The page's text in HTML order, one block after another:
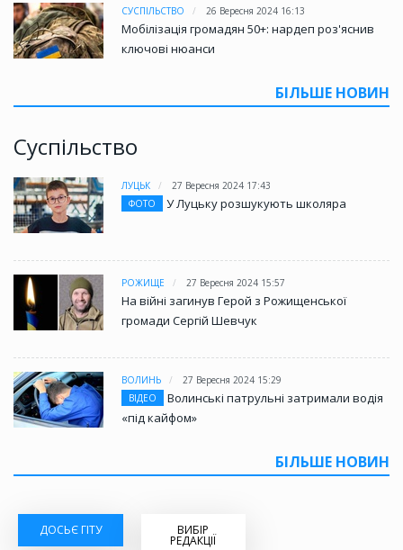
СУСПІЛЬСТВО 26 Вересня 2024 16:13
Мобілізація громадян 50+: нардеп роз'яснив
ключові нюанси
БІЛЬШЕ НОВИН
Суспільство
ЛУЦЬК
27 Вересня 2024 17:43
ФОТО
У Луцьку розшукують школяра
РОЖИЩЕ 27 Вересня 2024 15:57
На війні загинув Герой з Рожищенської
громади Сергій Шевчук
ВОЛИНЬ
27 Вересня 2024 15:29
ВІДЕО
Волинські патрульні затримали водія
«під кайфом»
БІЛЬШЕ НОВИН
ДОСЬЄ ГІТУ ВИБІР
РЕДАКЦІЇ